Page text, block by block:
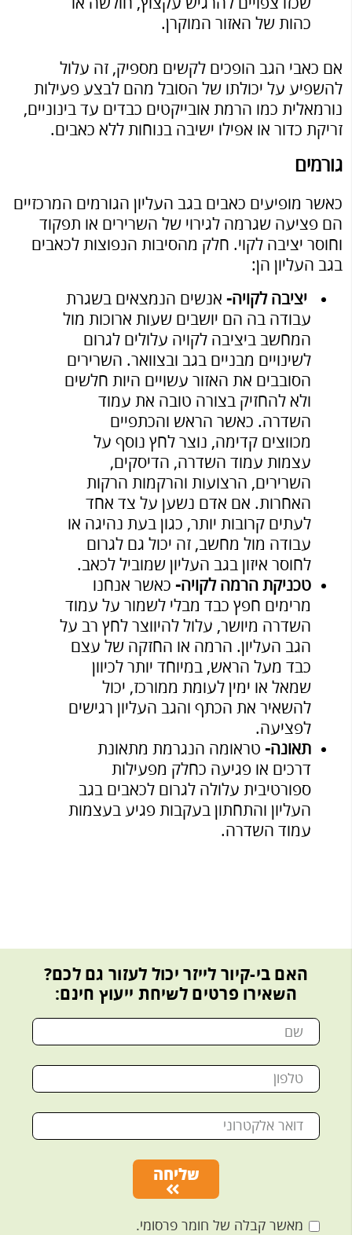
כהות של האזור המוקרן.
אם כאבי הגב הופכים לקשים מספיק, זה עלול
להשפיע על יכולתו של הסובל מהם לבצע פעילות
נורמאלית כמו הרמת אובייקטים כבדים עד בינוניים,
זריקת כדור או אפילו ישיבה בנוחות ללא כאבים.
גורמים
כאשר מופיעים כאבים בגב העליון הגורמים המרכזיים
הם פציעה שגרמה לגירוי של השרירים או תפקוד
וחוסר יציבה לקוי. חלק מהסיבות הנפוצות לכאבים
בגב העליון הן:
יציבה לקויה- אנשים הנמצאים בשגרת
עבודה בה הם יושבים שעות ארוכות מול
המחשב ביציבה לקויה עלולים לגרום
לשינויים מבניים בגב ובצוואר. השרירים
הסובבים את האזור עשויים היות חלשים
ולא להחזיק בצורה טובה את עמוד
השדרה. כאשר הראש והכתפיים
מכווצים קדימה, נוצר לחץ נוסף על
עצמות עמוד השדרה, הדיסקים,
השרירים, הרצועות והרקמות הרקות
האחרות. אם אדם נשען על צד אחד
לעתים קרובות יותר, כגון בעת ​​נהיגה או
עבודה מול מחשב, זה יכול גם לגרום
לחוסר איזון בגב העליון שמוביל לכאב.
טכניקת הרמה לקויה-כאשר אנחנו
מרימים חפץ כבד מבלי לשמור על עמוד
השדרה מיושר, עלול להיווצר לחץ רב על
הגב העליון. הרמה או החזקה של עצם
כבד מעל הראש, במיוחד יותר לכיוון
שמאל או ימין לעומת ממורכז, יכול
להשאיר את הכתף והגב העליון רגישים
לפציעה.
תאונה- טראומה הנגרמת מתאונת
דרכים או פגיעה כחלק מפעילות
ספורטיבית עלולה לגרום לכאבים בגב
העליון והתחתון בעקבות פגיע בעצמות
עמוד השדרה.
האם בי-קיור לייזר יכול לעזור גם לכם?
השאירו פרטים לשיחת ייעוץ חינם:
שליחה
מאשר קבלה של חומר פרסומי.